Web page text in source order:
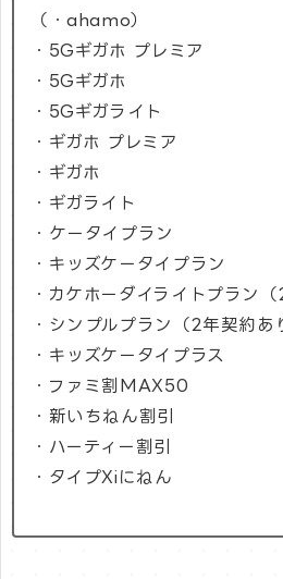
（・ahamo）
・5Gギガホ プレミア
・5Gギガホ
・5Gギガライト
・ギガホ プレミア
・ギガホ
・ギガライト
・ケータイプラン
・キッズケータイプラン
・カケホーダイライトプラン（
・シンプルプラン（2年契約あ
・キッズケータイプラス
・ファミ割MAX50
・新いちねん割引
・ハーティー割引
・タイプXiにねん